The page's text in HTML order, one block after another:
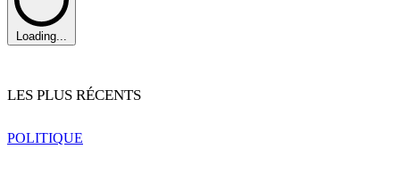
Loading...
LES PLUS RÉCENTS
POLITIQUE